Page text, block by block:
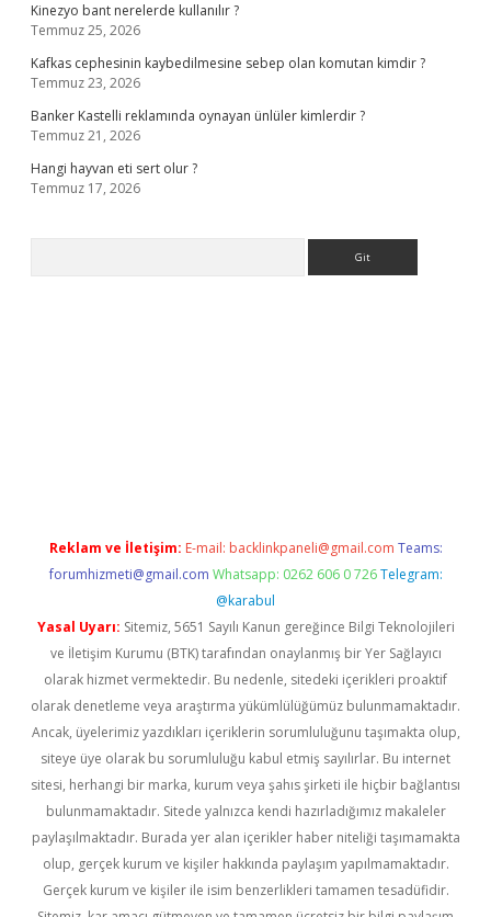
Kinezyo bant nerelerde kullanılır ?
Temmuz 25, 2026
Kafkas cephesinin kaybedilmesine sebep olan komutan kimdir ?
Temmuz 23, 2026
Banker Kastelli reklamında oynayan ünlüler kimlerdir ?
Temmuz 21, 2026
Hangi hayvan eti sert olur ?
Temmuz 17, 2026
Reklam ve İletişim: E-mail: backlinkpaneli@gmail.com Teams:
forumhizmeti@gmail.com Whatsapp: 0262 606 0 726 Telegram:
@karabul
Yasal Uyarı: Sitemiz, 5651 Sayılı Kanun gereğince Bilgi Teknolojileri
ve İletişim Kurumu (BTK) tarafından onaylanmış bir Yer Sağlayıcı
olarak hizmet vermektedir. Bu nedenle, sitedeki içerikleri proaktif
olarak denetleme veya araştırma yükümlülüğümüz bulunmamaktadır.
Ancak, üyelerimiz yazdıkları içeriklerin sorumluluğunu taşımakta olup,
siteye üye olarak bu sorumluluğu kabul etmiş sayılırlar. Bu internet
sitesi, herhangi bir marka, kurum veya şahıs şirketi ile hiçbir bağlantısı
bulunmamaktadır. Sitede yalnızca kendi hazırladığımız makaleler
paylaşılmaktadır. Burada yer alan içerikler haber niteliği taşımamakta
olup, gerçek kurum ve kişiler hakkında paylaşım yapılmamaktadır.
Gerçek kurum ve kişiler ile isim benzerlikleri tamamen tesadüfidir.